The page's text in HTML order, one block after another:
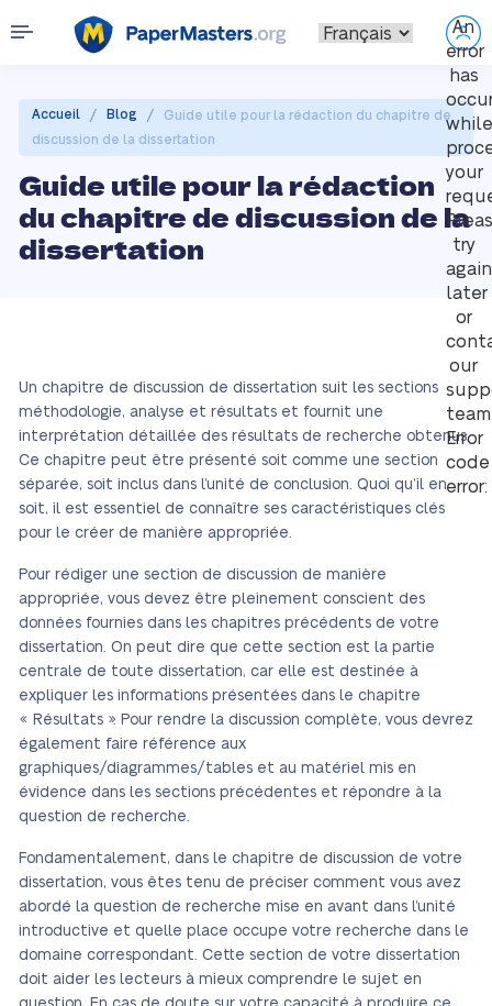
An
error
has
while
your
try
again
later
or
our
Error
code
error:
Accueil / Blog /
Guide utile pour la rédaction du chapitre de
discussion de la dissertation
Guide utile pour la rédaction
du chapitre de discussion de la
dissertation
Un chapitre de discussion de dissertation suit les sections
méthodologie, analyse et résultats et fournit une
interprétation détaillée des résultats de recherche obtenus.
Ce chapitre peut être présenté soit comme une section
séparée, soit inclus dans l’unité de conclusion. Quoi qu’il en
soit, il est essentiel de connaître ses caractéristiques clés
pour le créer de manière appropriée.
Pour rédiger une section de discussion de manière
appropriée, vous devez être pleinement conscient des
données fournies dans les chapitres précédents de votre
dissertation. On peut dire que cette section est la partie
centrale de toute dissertation, car elle est destinée à
expliquer les informations présentées dans le chapitre
« Résultats ». Pour rendre la discussion complète, vous devrez
également faire référence aux
graphiques/diagrammes/tables et au matériel mis en
évidence dans les sections précédentes et répondre à la
question de recherche.
Fondamentalement, dans le chapitre de discussion de votre
dissertation, vous êtes tenu de préciser comment vous avez
abordé la question de recherche mise en avant dans l’unité
introductive et quelle place occupe votre recherche dans le
domaine correspondant. Cette section de votre dissertation
doit aider les lecteurs à mieux comprendre le sujet en